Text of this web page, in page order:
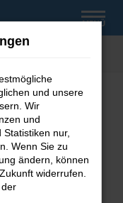
MENÜ
können:
deine
und unsere
Wir
und
nur,
Wenn Sie zu
ändern, können
widerrufen.